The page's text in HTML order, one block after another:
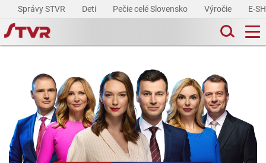
Správy STVR Deti Pečie celé Slovensko Výročie E-